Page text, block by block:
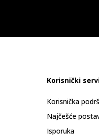
Korisnički
Korisnička
Najčešće
Isporuka